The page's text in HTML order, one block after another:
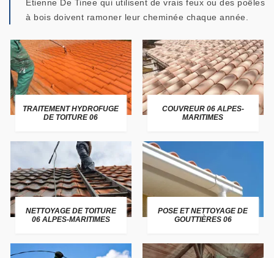
Etienne De Tinee qui utilisent de vrais feux ou des poêles
à bois doivent ramoner leur cheminée chaque année.
TRAITEMENT HYDROFUGE
DE TOITURE 06
COUVREUR 06 ALPES-
MARITIMES
NETTOYAGE DE TOITURE
06 ALPES-MARITIMES
POSE ET NETTOYAGE DE
GOUTTIÈRES 06